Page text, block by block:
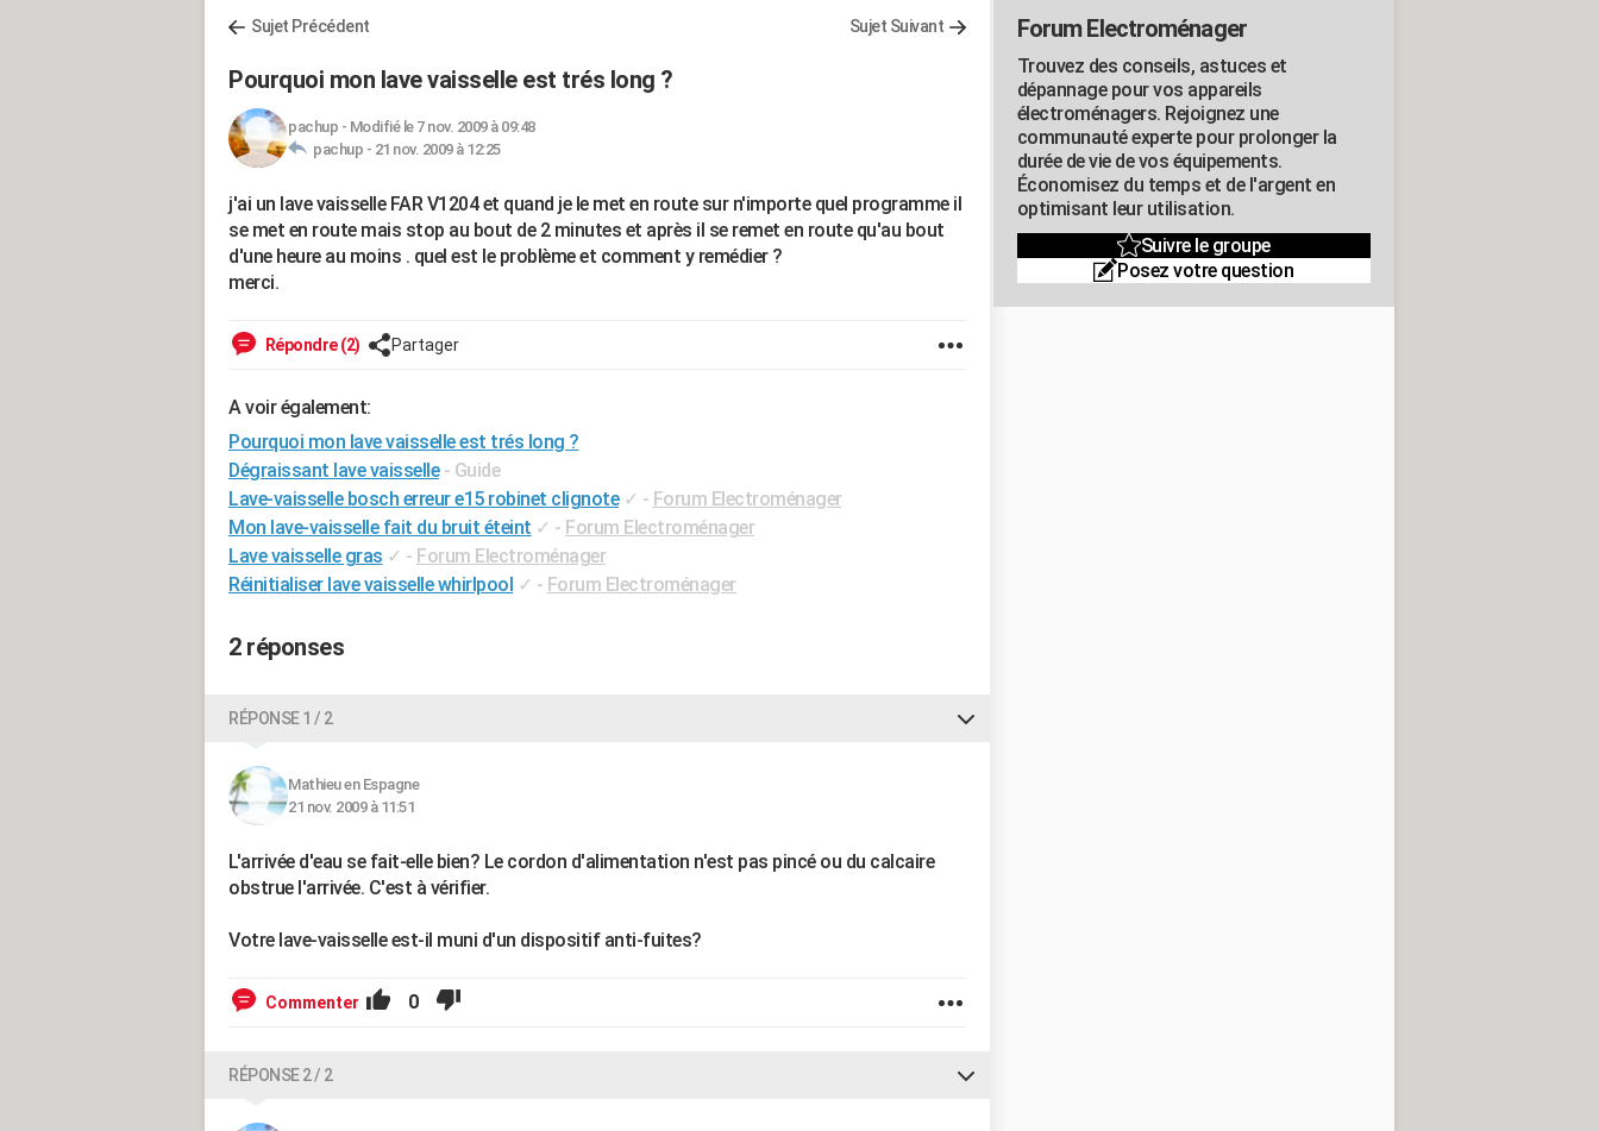
Sujet Précédent Sujet Suivant
Pourquoi mon lave vaisselle est trés long ?
pachup - Modifié le 7 nov. 2009 à 09:48
pachup - 21 nov. 2009 à 12:25
j'ai un lave vaisselle FAR V1204 et quand je le met en route sur n'importe quel programme il
se met en route mais stop au bout de 2 minutes et après il se remet en route qu'au bout
d'une heure au moins . quel est le problème et comment y remédier ?
merci.
Répondre (2) Partager
A voir également:
Pourquoi mon lave vaisselle est trés long ?
Dégraissant lave vaisselle - Guide
Lave-vaisselle bosch erreur e15 robinet clignote ✓ - Forum Electroménager
Mon lave-vaisselle fait du bruit éteint ✓ - Forum Electroménager
Lave vaisselle gras ✓ - Forum Electroménager
Réinitialiser lave vaisselle whirlpool ✓ - Forum Electroménager
2 réponses
RÉPONSE 1 / 2
Mathieu en Espagne
21 nov. 2009 à 11:51
L'arrivée d'eau se fait-elle bien? Le cordon d'alimentation n'est pas pincé ou du calcaire
obstrue l'arrivée. C'est à vérifier.
Votre lave-vaisselle est-il muni d'un dispositif anti-fuites?
Commenter 0
RÉPONSE 2 / 2
Forum Electroménager
Trouvez des conseils, astuces et
dépannage pour vos appareils
électroménagers. Rejoignez une
communauté experte pour prolonger la
durée de vie de vos équipements.
Économisez du temps et de l'argent en
optimisant leur utilisation.
Suivre le groupe
Posez votre question